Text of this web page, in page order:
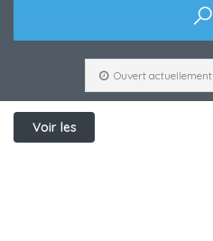
Ouvert actuellement
Voir les